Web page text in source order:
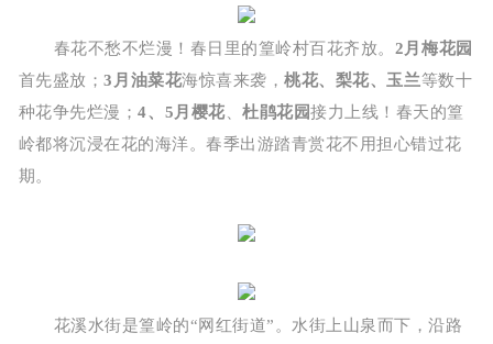
春花不愁不烂漫！春日里的篁岭村百花齐放。 2月梅花园
首先盛放；3月油菜花海惊喜来袭，桃花、梨花、玉兰等数十
种花争先烂漫；4、5月樱花、杜鹃花园接力上线！春天的篁
岭都将沉浸在花的海洋。春季出游踏青赏花不用担心错过花
期。
花溪水街是篁岭的“网红街道”。水街上山泉而下，沿路